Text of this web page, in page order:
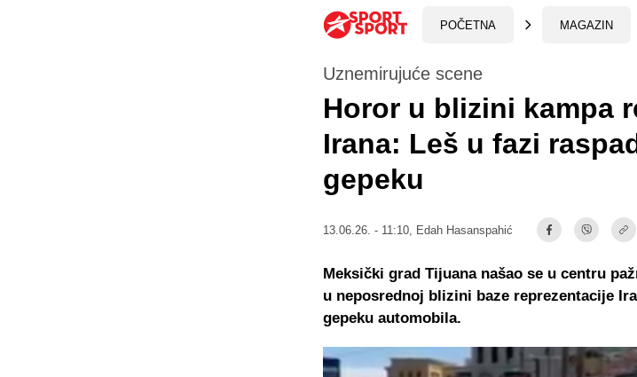
POČETNA MAGAZIN
Uznemirujuće scene
Horor u blizini kampa
Irana: Leš u fazi
gepeku
13.06.26. - 11:10, Edah Hasanspahić
Meksički grad Tijuana našao se u centru
u neposrednoj blizini baze reprezentacije
gepeku automobila.